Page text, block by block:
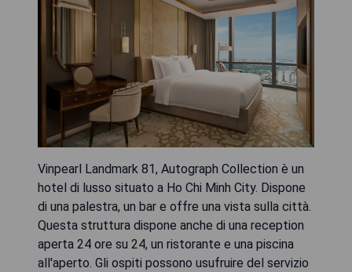
Vinpearl Landmark 81, Autograph Collection è un
hotel di lusso situato a Ho Chi Minh City. Dispone
di una palestra, un bar e offre una vista sulla città.
Questa struttura dispone anche di una reception
aperta 24 ore su 24, un ristorante e una piscina
all'aperto. Gli ospiti possono usufruire del servizio